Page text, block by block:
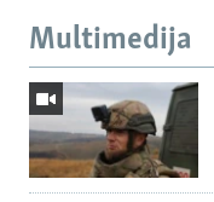
Multimedija